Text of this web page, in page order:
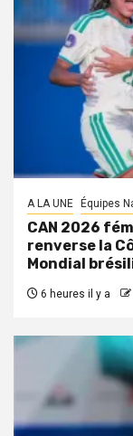
A LA UNE Équipes
CAN 2026
renverse la
Mondial
6 heures il y a